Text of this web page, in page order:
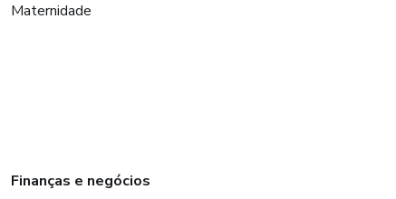
Maternidade
Finanças e negócios